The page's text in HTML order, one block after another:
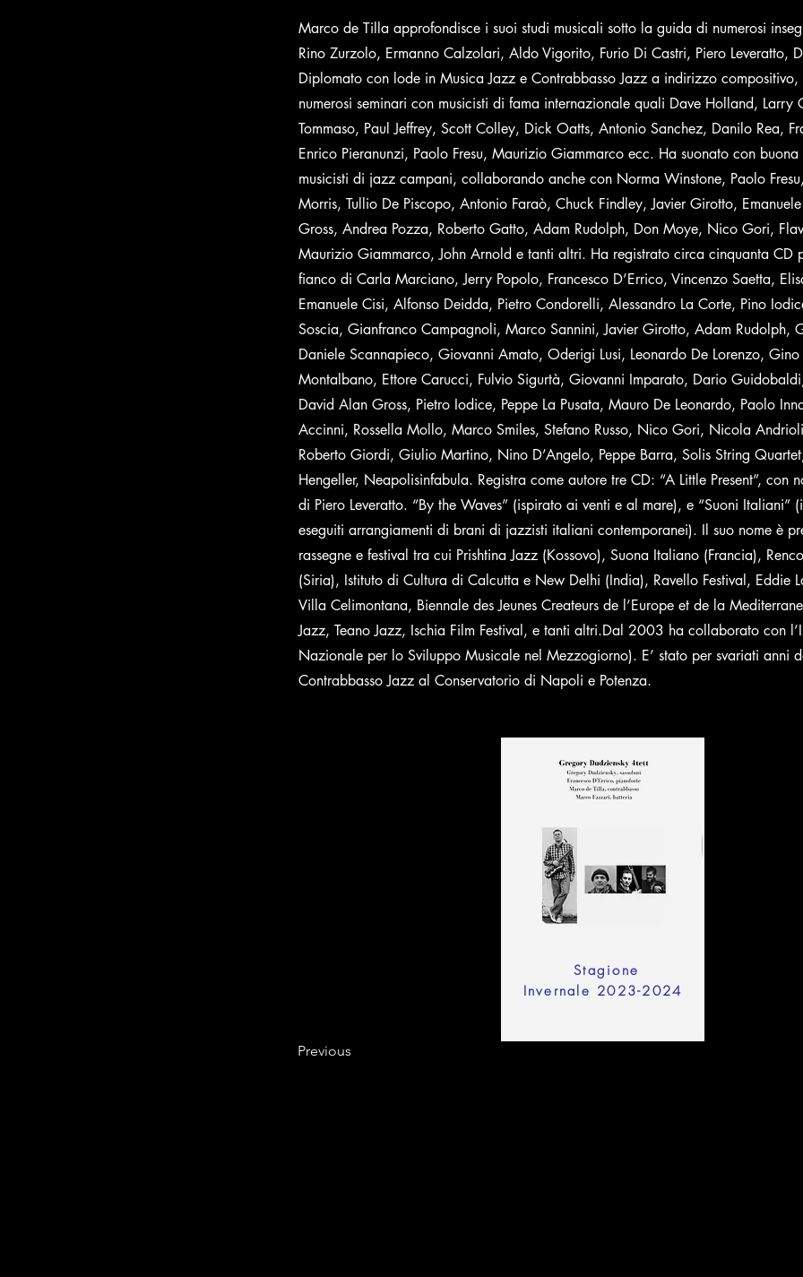
Marco de Tilla approfondisce i suoi studi musicali sotto la guida di numerosi
Rino Zurzolo, Ermanno Calzolari, Aldo Vigorito, Furio Di Castri, Piero Leveratto,
Diplomato con lode in Musica Jazz e Contrabbasso Jazz a indirizzo
numerosi seminari con musicisti di fama internazionale quali Dave Holland, Larry
Tommaso, Paul Jeffrey, Scott Colley, Dick Oatts, Antonio Sanchez, Danilo Rea,
Enrico Pieranunzi, Paolo Fresu, Maurizio Giammarco ecc. Ha suonato con
musicisti di jazz campani, collaborando anche con Norma Winstone, Paolo
Morris, Tullio De Piscopo, Antonio Faraò, Chuck Findley, Javier Girotto,
Gross, Andrea Pozza, Roberto Gatto, Adam Rudolph, Don Moye, Nico Gori,
Maurizio Giammarco, John Arnold e tanti altri. Ha registrato circa cinquanta CD
fianco di Carla Marciano, Jerry Popolo, Francesco D’Errico, Vincenzo Saetta,
Emanuele Cisi, Alfonso Deidda, Pietro Condorelli, Alessandro La Corte, Pino
Soscia, Gianfranco Campagnoli, Marco Sannini, Javier Girotto, Adam Rudolph,
Daniele Scannapieco, Giovanni Amato, Oderigi Lusi, Leonardo De Lorenzo,
Montalbano, Ettore Carucci, Fulvio Sigurtà, Giovanni Imparato, Dario
David Alan Gross, Pietro Iodice, Peppe La Pusata, Mauro De Leonardo, Paolo
Accinni, Rossella Mollo, Marco Smiles, Stefano Russo, Nico Gori, Nicola
Roberto Giordi, Giulio Martino, Nino D’Angelo, Peppe Barra, Solis String
Hengeller, Neapolisinfabula. Registra come autore tre CD: “A Little Present”, con
di Piero Leveratto. “By the Waves” (ispirato ai venti e al mare), e “Suoni Italiani”
eseguiti arrangiamenti di brani di jazzisti italiani contemporanei). Il suo nome è
rassegne e festival tra cui Prishtina Jazz (Kossovo), Suona Italiano (Francia),
(Siria), Istituto di Cultura di Calcutta e New Delhi (India), Ravello Festival, Eddie
Villa Celimontana, Biennale des Jeunes Createurs de l’Europe et de la
Jazz, Teano Jazz, Ischia Film Festival, e tanti altri.Dal 2003 ha collaborato con
Nazionale per lo Sviluppo Musicale nel Mezzogiorno). E’ stato per svariati anni
Contrabbasso Jazz al Conservatorio di Napoli e Potenza.
Stagione
Invernale 2023-2024
Previous